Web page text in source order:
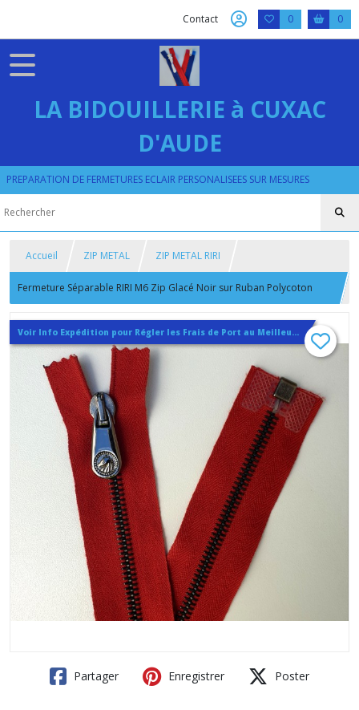
Contact 0 0
LA BIDOUILLERIE à CUXAC
D'AUDE
PREPARATION DE FERMETURES ECLAIR PERSONALISEES SUR MESURES
Accueil ZIP METAL ZIP METAL RIRI
Fermeture Séparable RIRI M6 Zip Glacé Noir sur Ruban Polycoton
Grenat + Curseur MRS Tête de Cheval
Voir Info Expédition pour Régler les Frais de Port au Meilleur Prix , En haut d'ecran à Droite
Partager Enregistrer Poster